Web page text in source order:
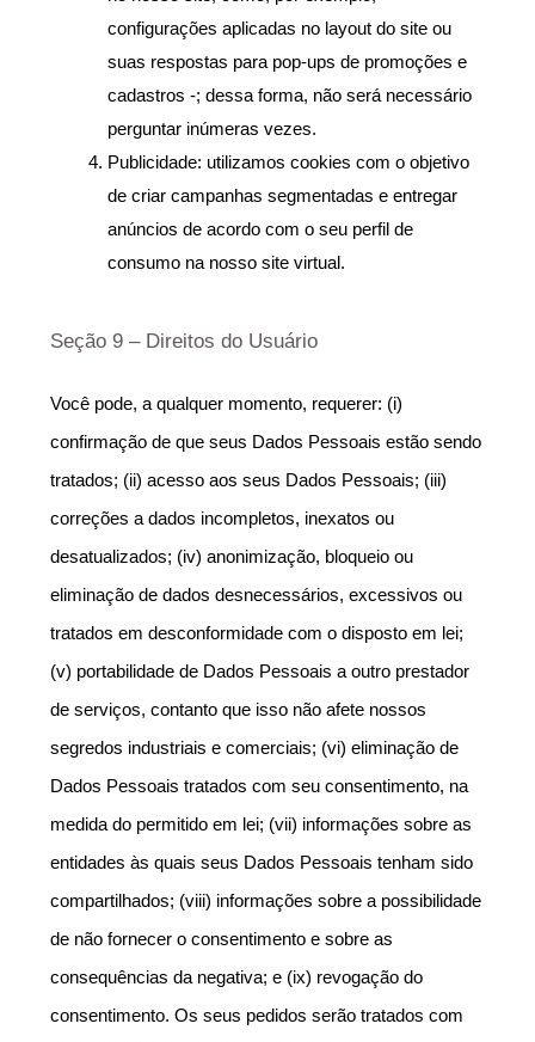
configurações aplicadas no layout do site ou
suas respostas para pop-ups de promoções e
cadastros -; dessa forma, não será necessário
perguntar inúmeras vezes.
Publicidade: utilizamos cookies com o objetivo
de criar campanhas segmentadas e entregar
anúncios de acordo com o seu perfil de
consumo na nosso site virtual.
Seção 9 – Direitos do Usuário
Você pode, a qualquer momento, requerer: (i)
confirmação de que seus Dados Pessoais estão sendo
tratados; (ii) acesso aos seus Dados Pessoais; (iii)
correções a dados incompletos, inexatos ou
desatualizados; (iv) anonimização, bloqueio ou
eliminação de dados desnecessários, excessivos ou
tratados em desconformidade com o disposto em lei;
(v) portabilidade de Dados Pessoais a outro prestador
de serviços, contanto que isso não afete nossos
segredos industriais e comerciais; (vi) eliminação de
Dados Pessoais tratados com seu consentimento, na
medida do permitido em lei; (vii) informações sobre as
entidades às quais seus Dados Pessoais tenham sido
compartilhados; (viii) informações sobre a possibilidade
de não fornecer o consentimento e sobre as
consequências da negativa; e (ix) revogação do
consentimento. Os seus pedidos serão tratados com